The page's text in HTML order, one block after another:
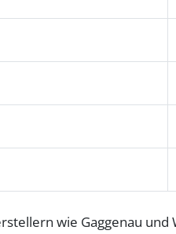
wie Gaggenau